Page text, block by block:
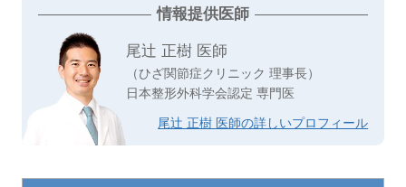
情報提供医師
尾辻 正樹 医師
（ひざ関節症クリニック 理事長）
日本整形外科学会認定 専門医
尾辻 正樹 医師の詳しいプロフィール